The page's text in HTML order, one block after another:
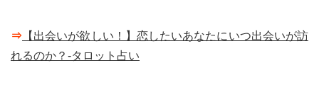
⇒ 【出会いが欲しい！】恋したいあなたにいつ出会いが訪
れるのか？-タロット占い